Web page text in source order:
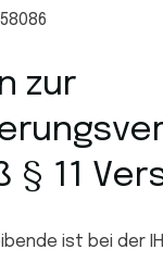
zur
§ 11
ist bei der